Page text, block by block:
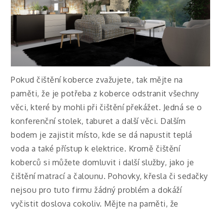
Pokud čištění koberce zvažujete, tak mějte na
paměti, že je potřeba z koberce odstranit všechny
věci, které by mohli při čištění překážet. Jedná se o
konferenční stolek, taburet a další věci. Dalším
bodem je zajistit místo, kde se dá napustit teplá
voda a také přístup k elektrice. Kromě čištění
koberců si můžete domluvit i další služby, jako je
čištění matrací a čalounu. Pohovky, křesla či sedačky
nejsou pro tuto firmu žádný problém a dokáží
vyčistit doslova cokoliv. Mějte na paměti, že